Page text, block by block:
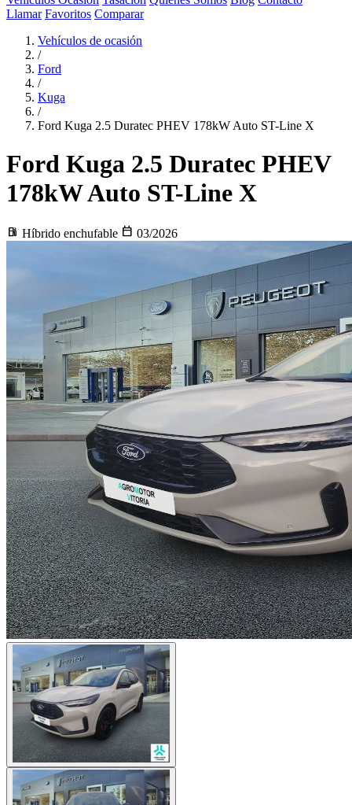
Llamar Favoritos Comparar
Vehículos de ocasión
/
Ford
/
Kuga
/
Ford Kuga 2.5 Duratec PHEV 178kW Auto ST-Line X
Ford Kuga 2.5 Duratec PHEV
178kW Auto ST-Line X
local_gas_station Híbrido enchufable calendar_today 03/2026